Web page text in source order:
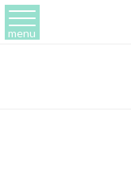
menu